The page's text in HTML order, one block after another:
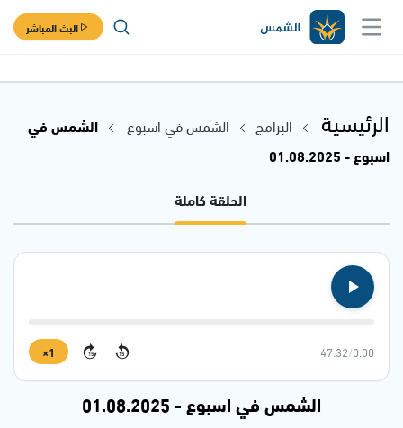
البث المباشر
الرئيسية البرامج الشمس في اسبوع
الشمس في
اسبوع - 01.08.2025
الحلقة كاملة
0:00
/
47:32
15
15
1×
الشمس في اسبوع - 01.08.2025